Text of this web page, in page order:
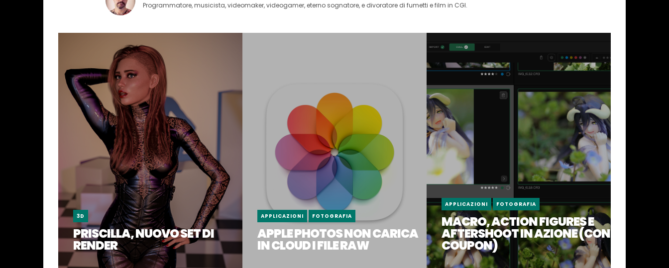
Programmatore, musicista, videomaker, videogamer, eterno sognatore, e divoratore di fumetti e film in CGI.
3D
PRISCILLA, NUOVO SET DI
RENDER
APPLICAZIONI FOTOGRAFIA
APPLE PHOTOS NON CARICA
IN CLOUD I FILE RAW
APPLICAZIONI FOTOGRAFIA
MACRO, ACTION FIGURES E
AFTERSHOOT IN AZIONE (CON
COUPON)